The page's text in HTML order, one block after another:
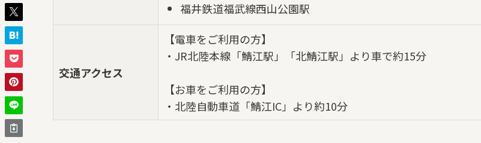
福井鉄道福武線西山公園駅
交通アクセス
【電車をご利用の方】
・JR北陸本線「鯖江駅」「北鯖江駅」より車で約15分
【お車をご利用の方】
・北陸自動車道「鯖江IC」より約10分